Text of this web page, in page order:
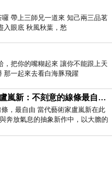
帶上三師兄一道來 知己兩三品茗
入眼底 秋風秋葉，愁
，把你的嘴糊起來 讓你不能跟上天
那一起來去看白海豚飛躍
當代藝術家盧嵐新：不刻意的線條最自由，讓色彩流動、筆觸自己說話
，最自由 當代藝術家盧嵐新在此
奔放氣息的抽象新作中，以大膽的
畫布上揮灑、壓印與流淌